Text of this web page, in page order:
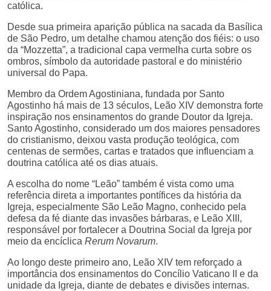
católica.
Desde sua primeira aparição pública na sacada da Basílica
de São Pedro, um detalhe chamou atenção dos fiéis: o uso
da “Mozzetta”, a tradicional capa vermelha curta sobre os
ombros, símbolo da autoridade pastoral e do ministério
universal do Papa.
Membro da Ordem Agostiniana, fundada por Santo
Agostinho há mais de 13 séculos, Leão XIV demonstra forte
inspiração nos ensinamentos do grande Doutor da Igreja.
Santo Agostinho, considerado um dos maiores pensadores
do cristianismo, deixou vasta produção teológica, com
centenas de sermões, cartas e tratados que influenciam a
doutrina católica até os dias atuais.
A escolha do nome “Leão” também é vista como uma
referência direta a importantes pontífices da história da
Igreja, especialmente São Leão Magno, conhecido pela
defesa da fé diante das invasões bárbaras, e Leão XIII,
responsável por fortalecer a Doutrina Social da Igreja por
meio da encíclica Rerum Novarum.
Ao longo deste primeiro ano, Leão XIV tem reforçado a
importância dos ensinamentos do Concílio Vaticano II e da
unidade da Igreja, diante de debates e divisões internas.